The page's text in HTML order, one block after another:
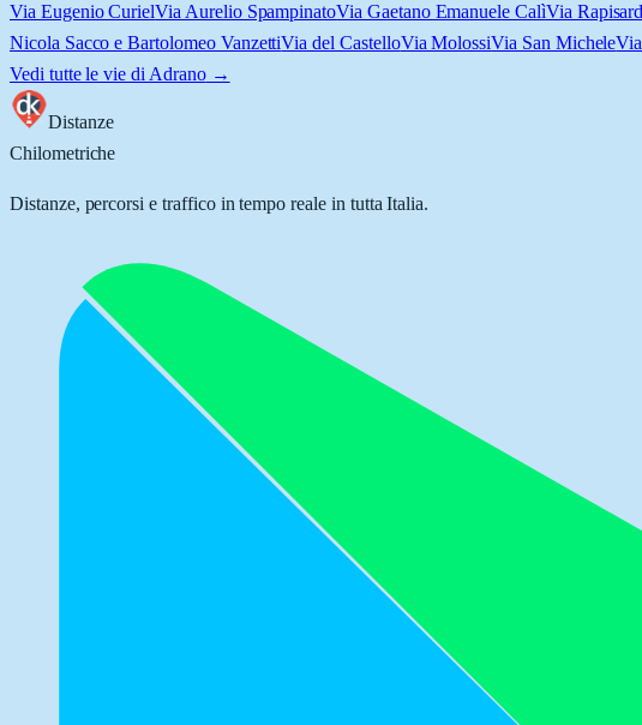
Via Eugenio CurielVia Aurelio SpampinatoVia Gaetano Emanuele CalìVia
Nicola Sacco e Bartolomeo VanzettiVia del CastelloVia MolossiVia San Michele
Vedi tutte le vie di Adrano→
Distanze
Chilometriche
Distanze, percorsi e traffico in tempo reale in tutta Italia.